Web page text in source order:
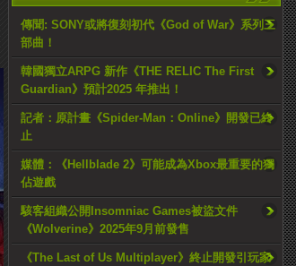
傳聞: SONY或將復刻初代《God of War》系列三
部曲！
韓國獨立ARPG 新作《THE RELIC The First
Guardian》預計2025 年推出！
記者：原計畫《Spider-Man：Online》開發已終
止
媒體：《Hellblade 2》可能成為Xbox最重要的獨
佔遊戲
駭客組織公開Insomniac Games被盜文件
《Wolverine》2025年9月前發售
《The Last of Us Multiplayer》終止開發引玩家